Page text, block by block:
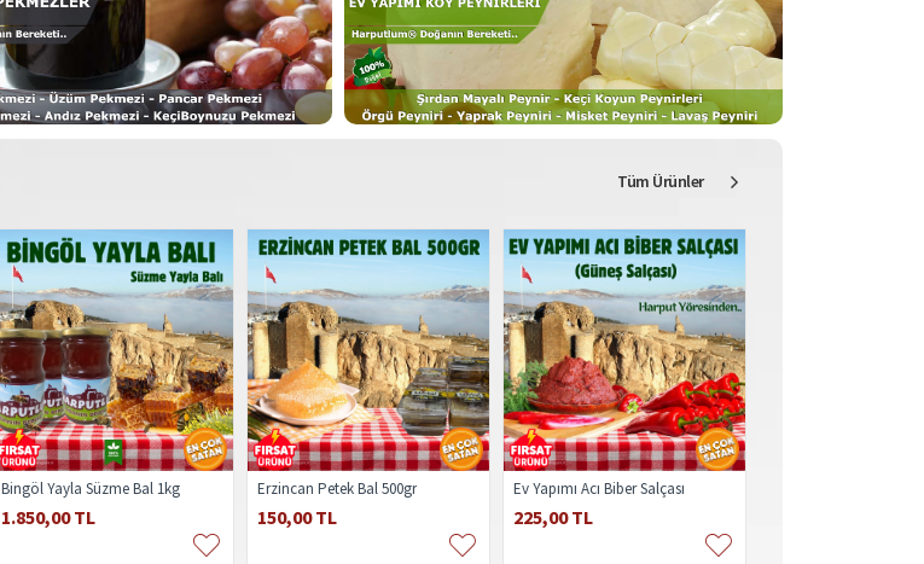
Tüm Ürünler
Bingöl Yayla Süzme Bal 1kg
1.850,00 TL
Erzincan Petek Bal 500gr
150,00 TL
Ev Yapımı Acı Biber Salçası
225,00 TL